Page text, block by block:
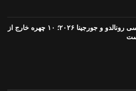
عروسی رونالدو و جورجینا ۲۰۲۶؛ ۱۰ چهره خارج از